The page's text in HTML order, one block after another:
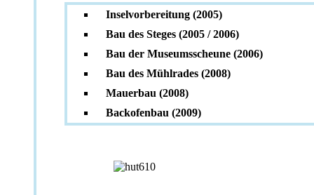
Inselvorbereitung (2005)
Bau des Steges (2005 / 2006)
Bau der Museumsscheune (2006)
Bau des Mühlrades (2008)
Mauerbau (2008)
Backofenbau (2009)